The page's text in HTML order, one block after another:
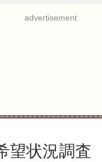
advertisement
望状況調査